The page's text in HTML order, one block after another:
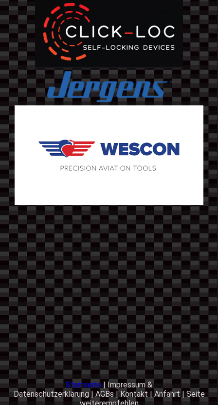
Startseite | Impressum &
Datenschutzerklärung| AGBs |Kontakt | Anfahrt | Seite